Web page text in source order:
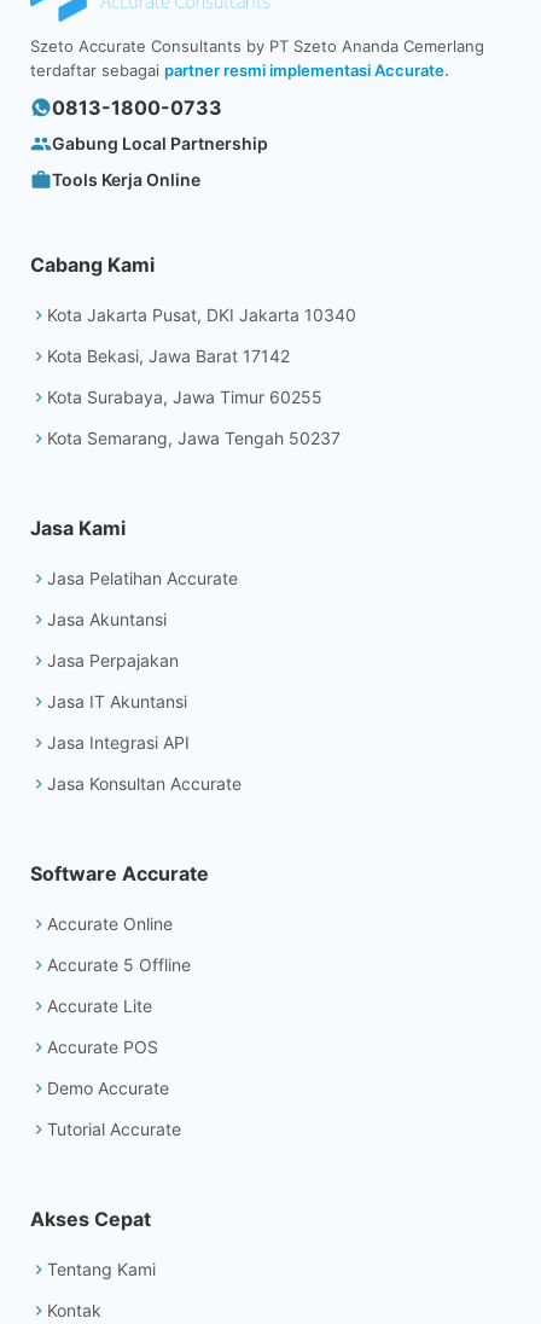
Szeto Accurate Consultants by PT Szeto Ananda Cemerlang
terdaftar sebagai partner resmi implementasi Accurate.
0813-1800-0733
Gabung Local Partnership
Tools Kerja Online
Cabang Kami
Kota Jakarta Pusat, DKI Jakarta 10340
Kota Bekasi, Jawa Barat 17142
Kota Surabaya, Jawa Timur 60255
Kota Semarang, Jawa Tengah 50237
Jasa Kami
Jasa Pelatihan Accurate
Jasa Akuntansi
Jasa Perpajakan
Jasa IT Akuntansi
Jasa Integrasi API
Jasa Konsultan Accurate
Software Accurate
Accurate Online
Accurate 5 Offline
Accurate Lite
Accurate POS
Demo Accurate
Tutorial Accurate
Akses Cepat
Tentang Kami
Kontak